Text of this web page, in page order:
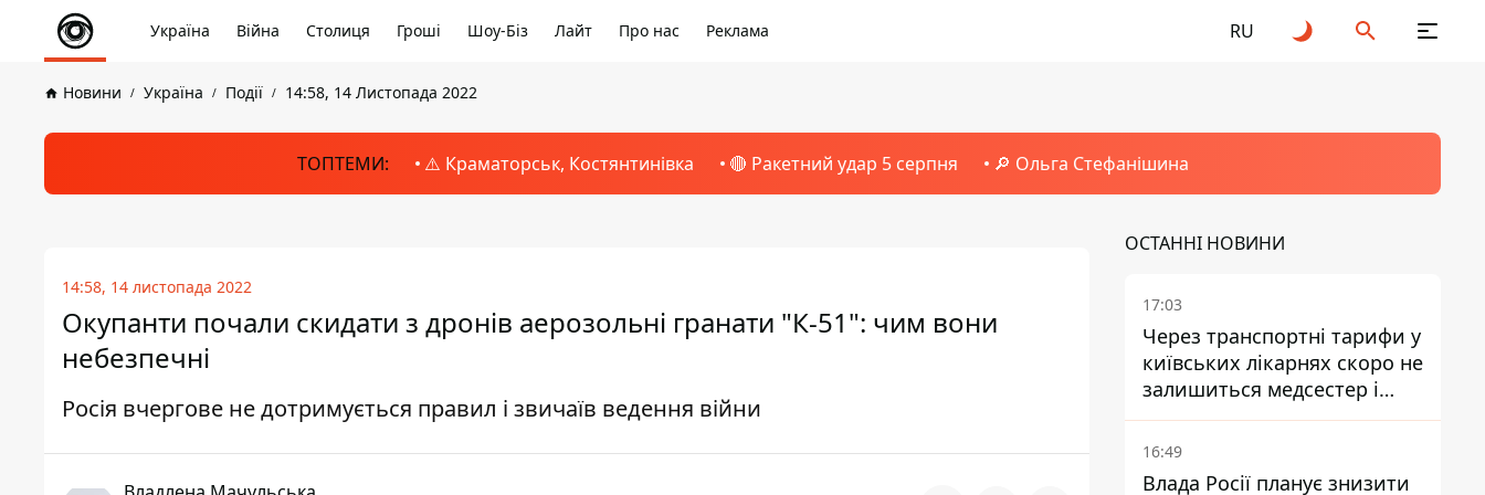
Україна Війна Столиця Гроші Шоу-Біз Лайт Про нас Реклама RU
Новини Україна Події 14:58, 14 Листопада 2022
ТОПТЕМИ: ⚠️ Краматорськ, Костянтинівка 🔴 Ракетний удар 5 серпня 🔎 Ольга Стефанішина
14:58, 14 листопада 2022
Окупанти почали скидати з дронів аерозольні гранати "К-51": чим вони
небезпечні
Росія вчергове не дотримується правил і звичаїв ведення війни
ОСТАННІ НОВИНИ
17:03
Через транспортні тарифи у
київських лікарнях скоро не
залишиться медсестер і
санітарок - професор
Голубовська
16:49
Влада Росії планує знизити